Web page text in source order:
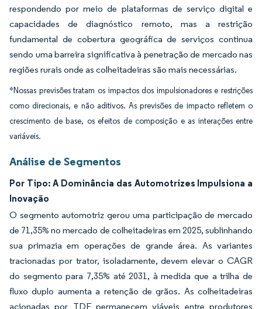
respondendo por meio de plataformas de serviço digital e
capacidades de diagnóstico remoto, mas a restrição
fundamental de cobertura geográfica de serviços continua
sendo uma barreira significativa à penetração de mercado nas
regiões rurais onde as colheitadeiras são mais necessárias.
*Nossas previsões tratam os impactos dos impulsionadores e restrições
como direcionais, e não aditivos. As previsões de impacto refletem o
crescimento de base, os efeitos de composição e as interações entre
variáveis.
Análise de Segmentos
Por Tipo: A Dominância das Automotrizes Impulsiona a
Inovação
O segmento automotriz gerou uma participação de mercado
de 71,35% no mercado de colheitadeiras em 2025, sublinhando
sua primazia em operações de grande área. As variantes
tracionadas por trator, isoladamente, devem elevar o CAGR
do segmento para 7,35% até 2031, à medida que a trilha de
fluxo duplo aumenta a retenção de grãos. As colheitadeiras
acionadas por TDF permanecem viáveis entre produtores